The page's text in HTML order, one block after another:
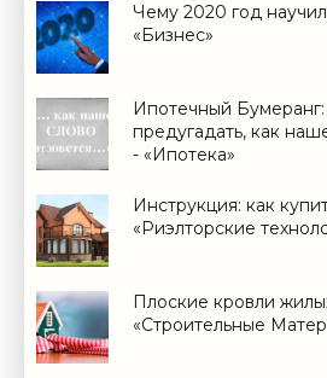
Чему 2020 год
«Бизнес»
Ипотечный
предугадать, как
- «Ипотека»
Инструкция: как
«Риэлторские
Плоские кровли
«Строительные